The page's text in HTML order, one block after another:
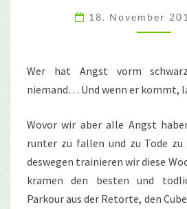
18. November
Wer hat Angst vorm
niemand… Und wenn er kommt,
Wovor wir aber alle Angst
runter zu fallen und zu Tode zu
deswegen trainieren wir diese
kramen den besten und
Parkour aus der Retorte, den